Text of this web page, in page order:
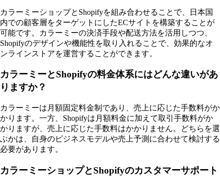
カラーミーショップとShopifyを組み合わせることで、日本国
内での顧客層をターゲットにしたECサイトを構築することが
可能です。カラーミーの決済手段や配送方法を活用しつつ、
Shopifyのデザインや機能性を取り入れることで、効果的なオ
ンラインストアを運営することができます。
カラーミーとShopifyの料金体系にはどんな違いがあ
りますか？
カラーミーは月額固定料金制であり、売上に応じた手数料がか
かります。一方、Shopifyは月額料金に加えて取引手数料がか
かりますが、売上に応じた手数料はかかりません。どちらを選
ぶかは、自身のビジネスモデルや売上予測に合わせて検討する
必要があります。
カラーミーショップとShopifyのカスタマーサポート